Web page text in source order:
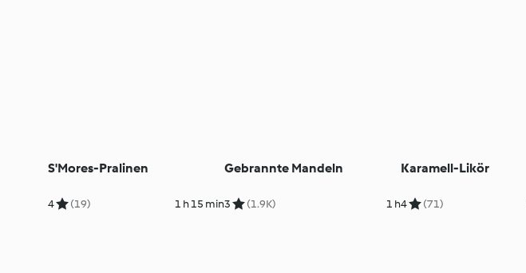
S'Mores-Pralinen
4 (19) 1 h 15 min
Gebrannte Mandeln
3 (1.9K) 1 h
Karamell-Likör
4 (71)